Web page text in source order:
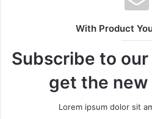
With Product
Subscribe to
get the
Lorem ipsum dolor sit